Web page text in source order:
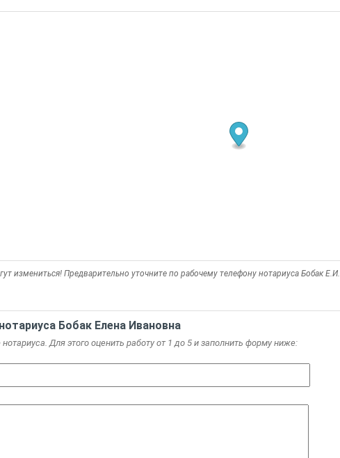
измениться! Предварительно уточните по рабочему телефону нотариуса Бобак Е.И.
Бобак Елена Ивановна
Для этого оценить работу от 1 до 5 и заполнить форму ниже: